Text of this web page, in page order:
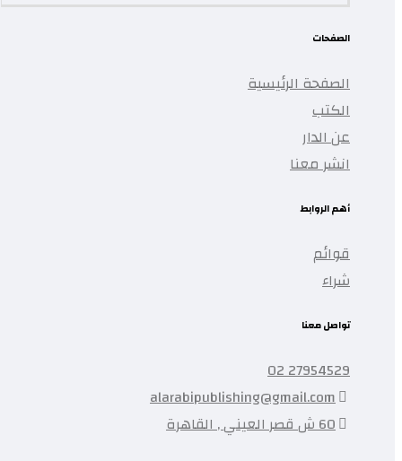
الصفحات
الصفحة الرئيسية
الكتب
عن الدار
انشر معنا
أهم الروابط
قوائم
شراء
تواصل معنا
27954529 02
alarabipublishing@gmail.com
60 ش قصر العيني , القاهرة